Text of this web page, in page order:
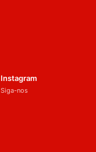
Instagram
Siga-nos